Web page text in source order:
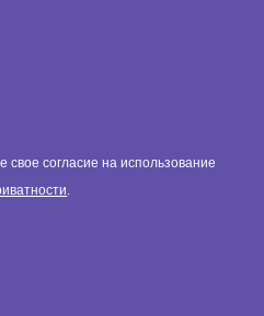
свое согласие на использование
.